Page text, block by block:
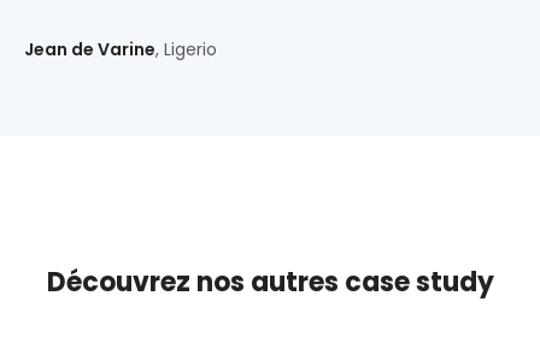
Jean de Varine, Ligerio
Découvrez nos autres case study